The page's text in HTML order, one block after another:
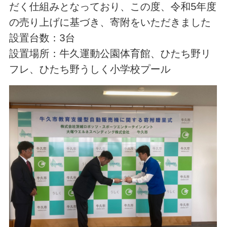
だく仕組みとなっており、この度、令和5年度
の売り上げに基づき、寄附をいただきました
設置台数：3台
設置場所：牛久運動公園体育館、ひたち野リ
フレ、ひたち野うしく小学校プール